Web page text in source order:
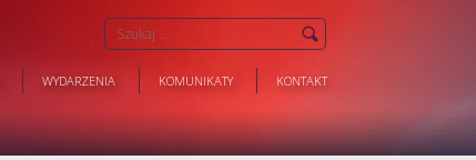
WYDARZENIA KOMUNIKATY KONTAKT